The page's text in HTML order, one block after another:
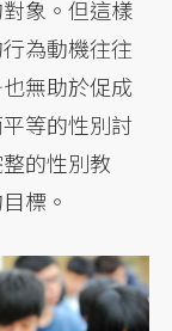
象。但這樣
為動機往往
無助於促成
等的性別討
的性別教
標。